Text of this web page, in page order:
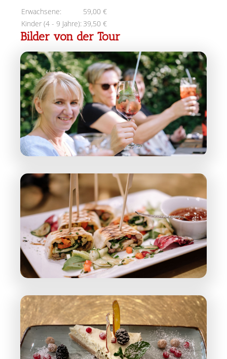
Erwachsene:
59,00 €
Kinder (4 - 9 Jahre): 39,50 €
Bilder von der Tour